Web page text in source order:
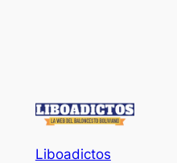
Liboadictos